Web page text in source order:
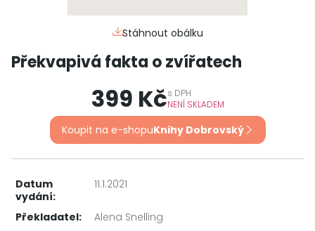
Stáhnout obálku
Překvapivá fakta o zvířatech
399 Kčs DPH
NENÍ SKLADEM
Koupit na e-shopuKnihy Dobrovský
Datum
vydání:
11.1.2021
Překladatel:
Alena Snelling